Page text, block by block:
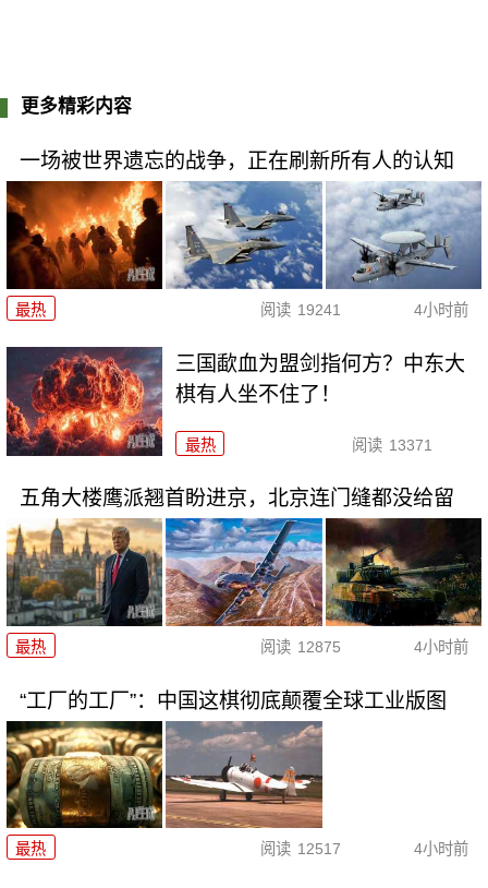
更多精彩内容
一场被世界遗忘的战争，正在刷新所有人的认知
最热 阅读 19241 4小时前
三国歃血为盟剑指何方？中东大
棋有人坐不住了！
最热 阅读 13371
五角大楼鹰派翘首盼进京，北京连门缝都没给留
最热 阅读 12875 4小时前
“工厂的工厂”：中国这棋彻底颠覆全球工业版图
最热 阅读 12517 4小时前